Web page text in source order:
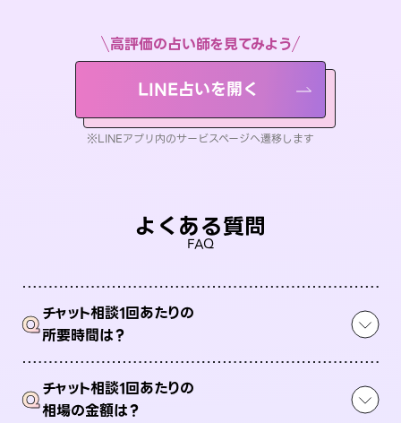
高評価の占い師を見てみよう
LINE占いを開く
※LINEアプリ内のサービスページへ遷移します
よくある質問
FAQ
Qチャット相談1回あたりの
所要時間は？
Qチャット相談1回あたりの
相場の金額は？